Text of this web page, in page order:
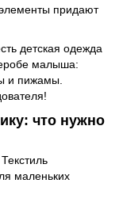
придают
детская одежда
малыша:
и пижамы.
что нужно
маленьких